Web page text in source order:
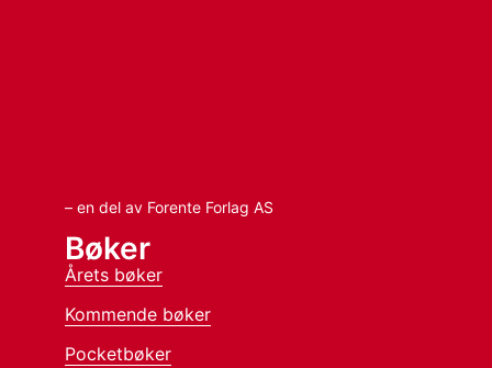
– en del av Forente Forlag AS
Bøker
Årets bøker
Kommende bøker
Pocketbøker